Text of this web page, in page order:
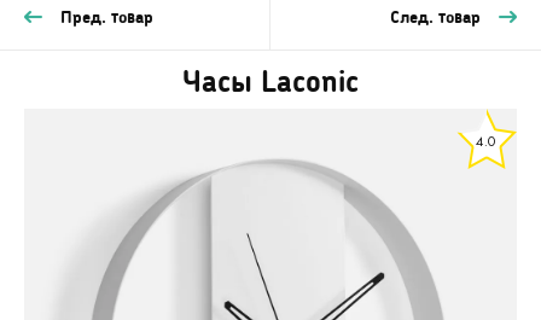
Пред. товар След. товар
Часы Laconic
4.0